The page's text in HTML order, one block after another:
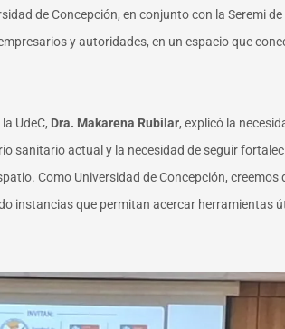
de Concepción, en conjunto con la Seremi
y autoridades, en un espacio que
UdeC, Dra. Makarena Rubilar, explicó la
sanitario actual y la necesidad de seguir
Como Universidad de Concepción,
instancias que permitan acercar herramientas